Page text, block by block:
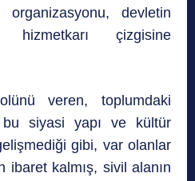
devletin
hizmetkarı çizgisine
veren, toplumda­ki
bu siyasi yapı ve kültür
gibi, var olanlar
ibaret kalmış, sivil alanın